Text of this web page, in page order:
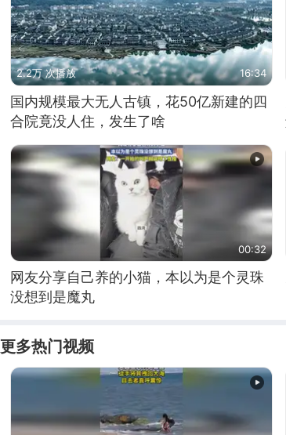
2.2万 次播放 16:34
国内规模最大无人古镇，花50亿新建的四
合院竟没人住，发生了啥
00:32
网友分享自己养的小猫，本以为是个灵珠
没想到是魔丸
更多热门视频